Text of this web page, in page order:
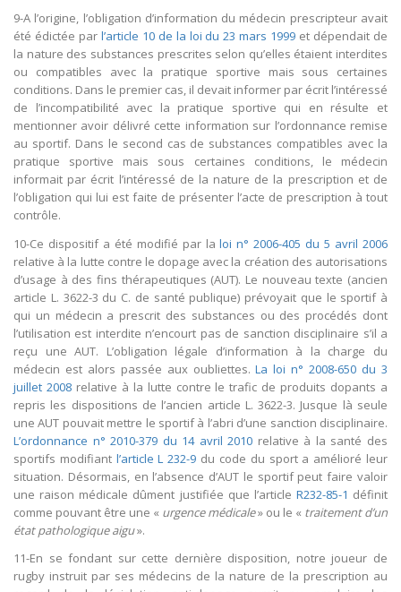
9-A l’origine, l’obligation d’information du médecin prescripteur avait
été édictée par l’article 10 de la loi du 23 mars 1999 et dépendait de
la nature des substances prescrites selon qu’elles étaient interdites
ou compatibles avec la pratique sportive mais sous certaines
conditions. Dans le premier cas, il devait informer par écrit l’intéressé
de l’incompatibilité avec la pratique sportive qui en résulte et
mentionner avoir délivré cette information sur l’ordonnance remise
au sportif. Dans le second cas de substances compatibles avec la
pratique sportive mais sous certaines conditions, le médecin
informait par écrit l’intéressé de la nature de la prescription et de
l’obligation qui lui est faite de présenter l’acte de prescription à tout
contrôle.
10-Ce dispositif a été modifié par laloi n° 2006-405 du 5 avril 2006
relative à la lutte contre le dopage avec la création des autorisations
d’usage à des fins thérapeutiques (AUT). Le nouveau texte (ancien
article L. 3622-3 du C. de santé publique) prévoyait que le sportif à
qui un médecin a prescrit des substances ou des procédés dont
l’utilisation est interdite n’encourt pas de sanction disciplinaire s’il a
reçu une AUT. L’obligation légale d’information à la charge du
médecin est alors passée aux oubliettes.La loi n° 2008-650 du 3
juillet 2008relative à la lutte contre le trafic de produits dopants a
repris les dispositions de l’ancien article L. 3622-3. Jusque là seule
une AUT pouvait mettre le sportif à l’abri d’une sanction disciplinaire.
L’ordonnance n° 2010-379 du 14 avril 2010 relative à la santé des
sportifs modifiant l’article L 232-9 du code du sport a amélioré leur
situation. Désormais, en l’absence d’AUT le sportif peut faire valoir
une raison médicale dûment justifiée que l’article R232-85-1 définit
comme pouvant être une « urgence médicale» ou le « traitement d’un
état pathologique aigu».
11-En se fondant sur cette dernière disposition, notre joueur de
rugby instruit par ses médecins de la nature de la prescription au